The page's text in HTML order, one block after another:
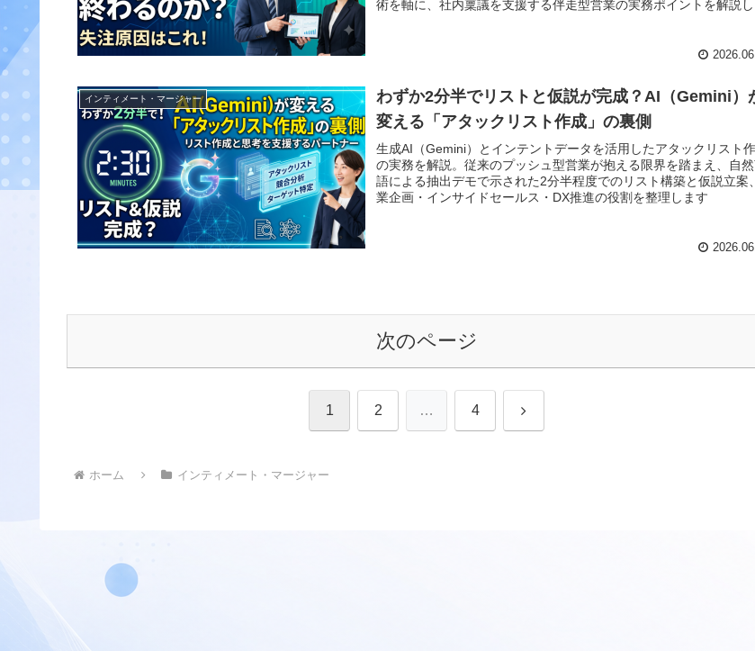
術を軸に、社内稟議を支援する伴走型営業の実務ポイントを解説し
インティメート・マージャー
わずか2分半でリストと仮説が完成？AI（Gemini）
変える「アタックリスト作成」の裏側
生成AI（Gemini）とインテントデータを活用したアタックリスト
の実務を解説。従来のプッシュ型営業が抱える限界を踏まえ、自
語による抽出デモで示された2分半程度でのリスト構築と仮説立案
業企画・インサイドセールス・DX推進の役割を整理します
次のページ
1 2 … 4 次
ホーム インティメート・マージャー